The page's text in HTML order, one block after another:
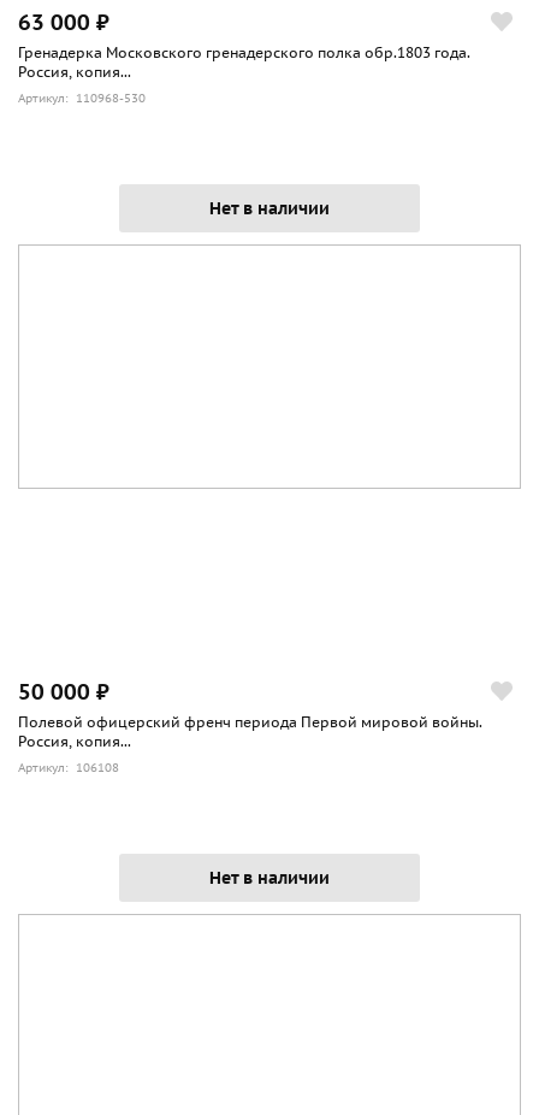
63 000 ₽
Гренадерка Московского гренадерского полка обр.1803 года.
Россия, копия...
Артикул: 110968-530
Нет в наличии
50 000 ₽
Полевой офицерский френч периода Первой мировой войны.
Россия, копия...
Артикул: 106108
Нет в наличии